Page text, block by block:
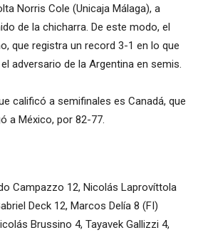
Norris Cole (Unicaja Málaga), a
de la chicharra. De este modo, el
que registra un record 3-1 en lo que
adversario de la Argentina en semis.
calificó a semifinales es Canadá, que
a México, por 82-77.
Campazzo 12, Nicolás Laprovíttola
Deck 12, Marcos Delía 8 (FI)
Brussino 4, Tayavek Gallizzi 4,